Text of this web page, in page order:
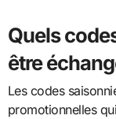
Quels
être
Les codes
promotionnelles